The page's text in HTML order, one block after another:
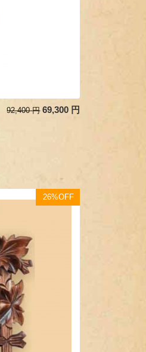
92,400 円 69,300 円
26%OFF